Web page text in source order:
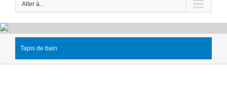
Aller à...
Tapis de bain